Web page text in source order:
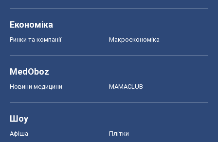
Економіка
Ринки та компанії Макроекономіка
MedOboz
Новини медицини MAMACLUB
Шоу
Афіша Плітки